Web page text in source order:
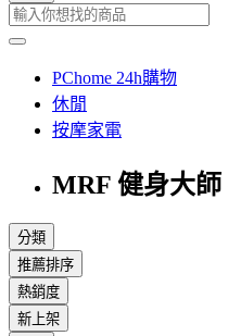
PChome 24h購物
休閒
按摩家電
MRF 健身大師
分類
推薦排序
熱銷度
新上架